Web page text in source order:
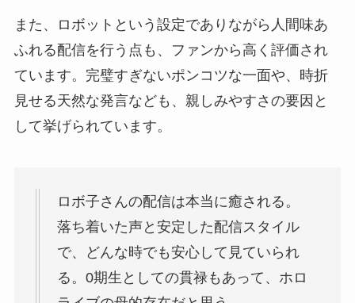
また、ロボットという設定でありながら人間味あ
ふれる配信を行う点も、ファンから高く評価され
ています。完璧すぎないポンコツな一面や、時折
見せる天然な発言なども、親しみやすさの要因と
して挙げられています。
ロボ子さんの配信は本当に癒される。
落ち着いた声と安定した配信スタイル
で、どんな時でも安心して見ていられ
る。0期生としての貫禄もあって、ホロ